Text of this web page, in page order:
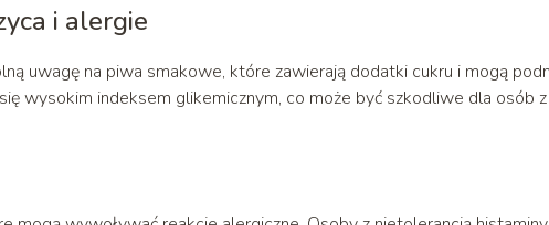
i alergie
uwagę na piwa smakowe, które zawierają dodatki cukru i mogą
wysokim indeksem glikemicznym, co może być szkodliwe dla osób z